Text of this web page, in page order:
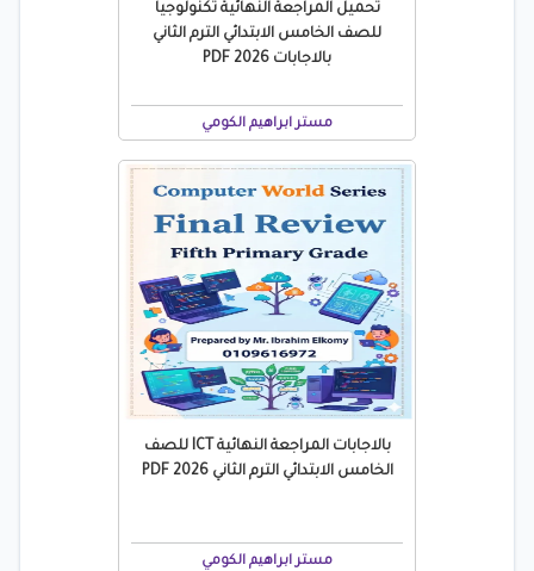
تحميل المراجعة النهائية تكنولوجيا
للصف الخامس الابتدائي الترم الثاني
بالاجابات 2026 PDF
مستر ابراهيم الكومي
بالاجابات المراجعة النهائية ICT للصف
الخامس الابتدائي الترم الثاني 2026 PDF
مستر ابراهيم الكومي